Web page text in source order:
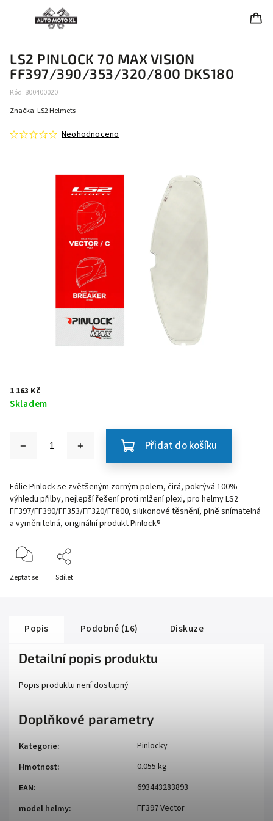
LS2 PINLOCK 70 MAX VISION
FF397/390/353/320/800 DKS180
Kód: 800400020
Neohodnoceno
Značka: LS2 Helmets
1 163 Kč
Skladem
Přidat do košíku
Fólie Pinlock se zvětšeným zorným polem, čirá, pokrývá 100%
výhledu přilby, nejlepší řešení proti mlžení plexi, pro helmy LS2
FF397/FF390/FF353/FF320/FF800, silikonové těsnění, plně snímatelná
a vyměnitelná, originální produkt Pinlock®
Zeptat se Sdílet
Popis Podobné (16) Diskuze
Detailní popis produktu
Popis produktu není dostupný
Doplňkové parametry
Kategorie:
Pinlocky
Hmotnost:
0.055 kg
EAN:
693443283893
model helmy: FF397 Vector